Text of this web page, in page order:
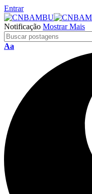
Entrar
Notificação Mostrar Mais
Aa